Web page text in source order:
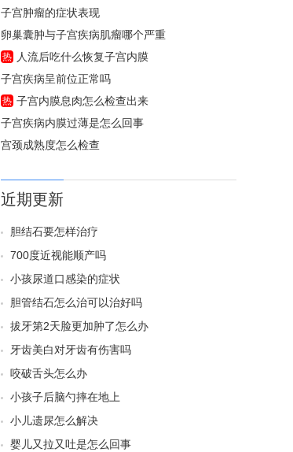
子宫肿瘤的症状表现
卵巢囊肿与子宫疾病肌瘤哪个严重
热 人流后吃什么恢复子宫内膜
子宫疾病呈前位正常吗
热 子宫内膜息肉怎么检查出来
子宫疾病内膜过薄是怎么回事
宫颈成熟度怎么检查
近期更新
胆结石要怎样治疗
700度近视能顺产吗
小孩尿道口感染的症状
胆管结石怎么治可以治好吗
拔牙第2天脸更加肿了怎么办
牙齿美白对牙齿有伤害吗
咬破舌头怎么办
小孩子后脑勺摔在地上
小儿遗尿怎么解决
婴儿又拉又吐是怎么回事